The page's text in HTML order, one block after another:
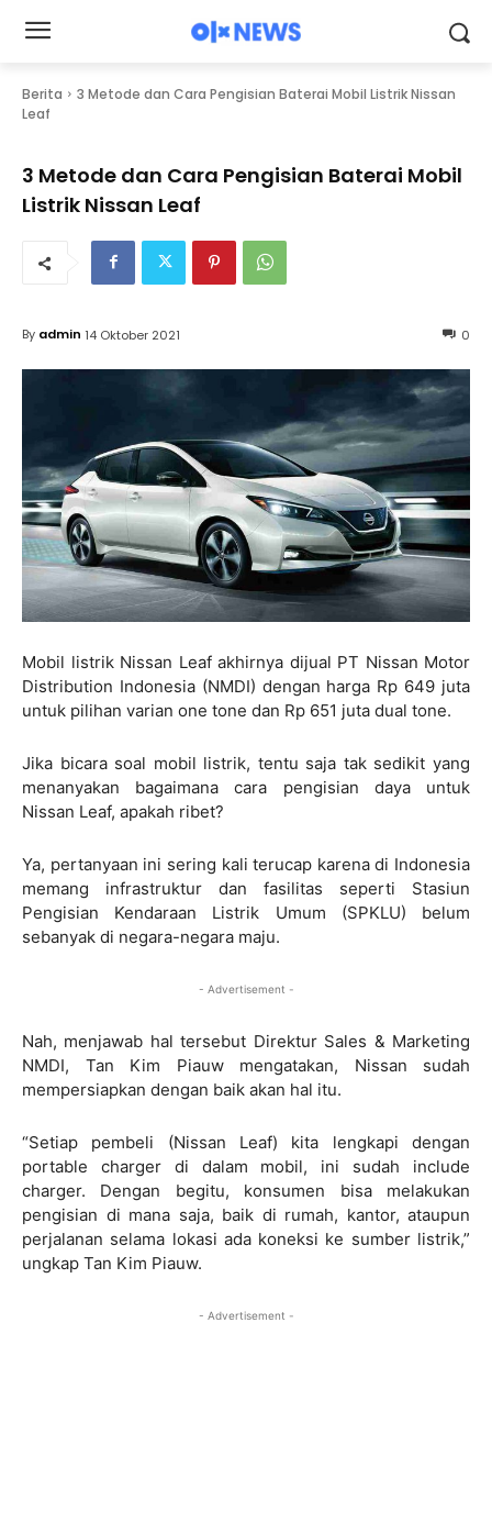
Berita
3 Metode dan Cara Pengisian Baterai Mobil Listrik Nissan
Leaf
3 Metode dan Cara Pengisian Baterai Mobil
Listrik Nissan Leaf
0
By admin 14 Oktober 2021
Mobil listrik Nissan Leaf akhirnya dijual PT Nissan Motor
Distribution Indonesia (NMDI) dengan harga Rp 649 juta
untuk pilihan varian one tone dan Rp 651 juta dual tone.
Jika bicara soal mobil listrik, tentu saja tak sedikit yang
menanyakan bagaimana cara pengisian daya untuk
Nissan Leaf, apakah ribet?
Ya, pertanyaan ini sering kali terucap karena di Indonesia
memang infrastruktur dan fasilitas seperti Stasiun
Pengisian Kendaraan Listrik Umum (SPKLU) belum
sebanyak di negara-negara maju.
- Advertisement -
Nah, menjawab hal tersebut Direktur Sales & Marketing
NMDI, Tan Kim Piauw mengatakan, Nissan sudah
mempersiapkan dengan baik akan hal itu.
“Setiap pembeli (Nissan Leaf) kita lengkapi dengan
portable charger di dalam mobil, ini sudah include
charger. Dengan begitu, konsumen bisa melakukan
pengisian di mana saja, baik di rumah, kantor, ataupun
perjalanan selama lokasi ada koneksi ke sumber listrik,”
ungkap Tan Kim Piauw.
- Advertisement -